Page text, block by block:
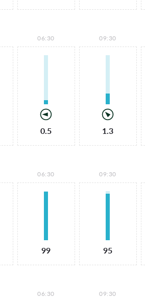
06:30
0.5
09:30
1.3
06:30
99
09:30
95
06:30 09:30